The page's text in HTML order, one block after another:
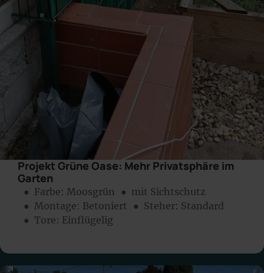
Projekt Grüne Oase: Mehr Privatsphäre im
Garten
● Farbe: Moosgrün
● mit Sichtschutz
● Montage: Betoniert
● Steher: Standard
● Tore: Einflügelig